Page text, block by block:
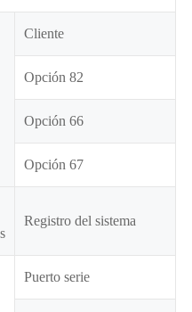
Cliente
Opción 82
Opción 66
Opción 67
Registro del sistema
Puerto serie